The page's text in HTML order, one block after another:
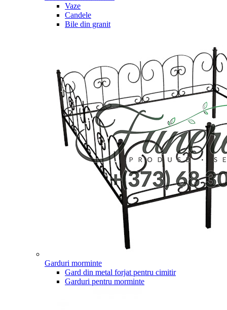
Vaze
Candele
Bile din granit
Garduri morminte
Gard din metal forjat pentru cimitir
Garduri pentru morminte